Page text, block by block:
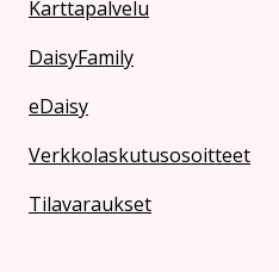
Karttapalvelu
DaisyFamily
eDaisy
Verkkolaskutusosoitteet
Tilavaraukset